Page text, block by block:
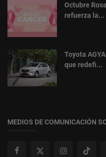
Octubre
refuerza la...
Toyota
que redefi...
MEDIOS DE COMUNICACIÓN